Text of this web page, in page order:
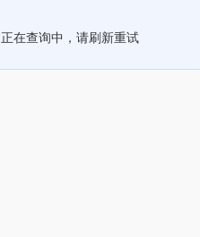
正在查询中，请刷新重试